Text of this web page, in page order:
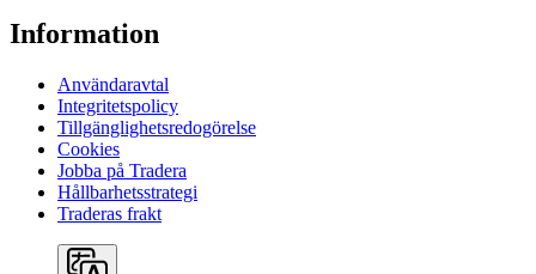
Information
Användaravtal
Integritetspolicy
Tillgänglighetsredogörelse
Cookies
Jobba på Tradera
Hållbarhetsstrategi
Traderas frakt